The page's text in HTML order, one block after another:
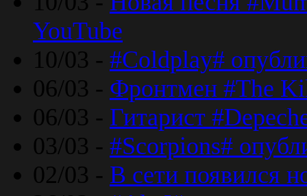
YouTube
10/03 - #Coldplay#
06/03 - Фронтмен #The
06/03 - Гитарист
03/03 - #Scorpions#
02/03 - В сети появился